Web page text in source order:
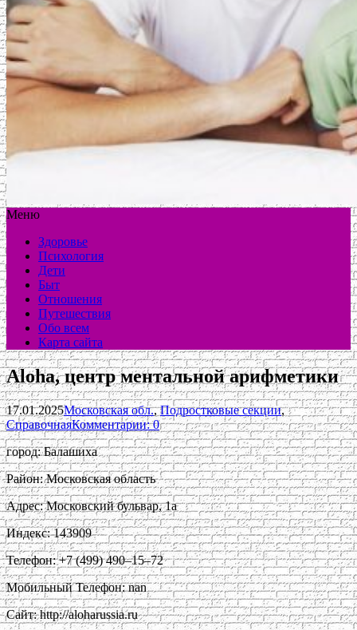
Меню
Здоровье
Психология
Дети
Быт
Отношения
Путешествия
Обо всем
Карта сайта
Aloha, центр ментальной арифметики
17.01.2025Московская обл.,Подростковые секции,
СправочнаяКомментарии: 0
город: Балашиха
Район: Московская область
Адрес: Московский бульвар, 1а
Индекс: 143909
Телефон: +7 (499) 490‒15‒72
Мобильный Телефон: nan
Сайт: http://aloharussia.ru